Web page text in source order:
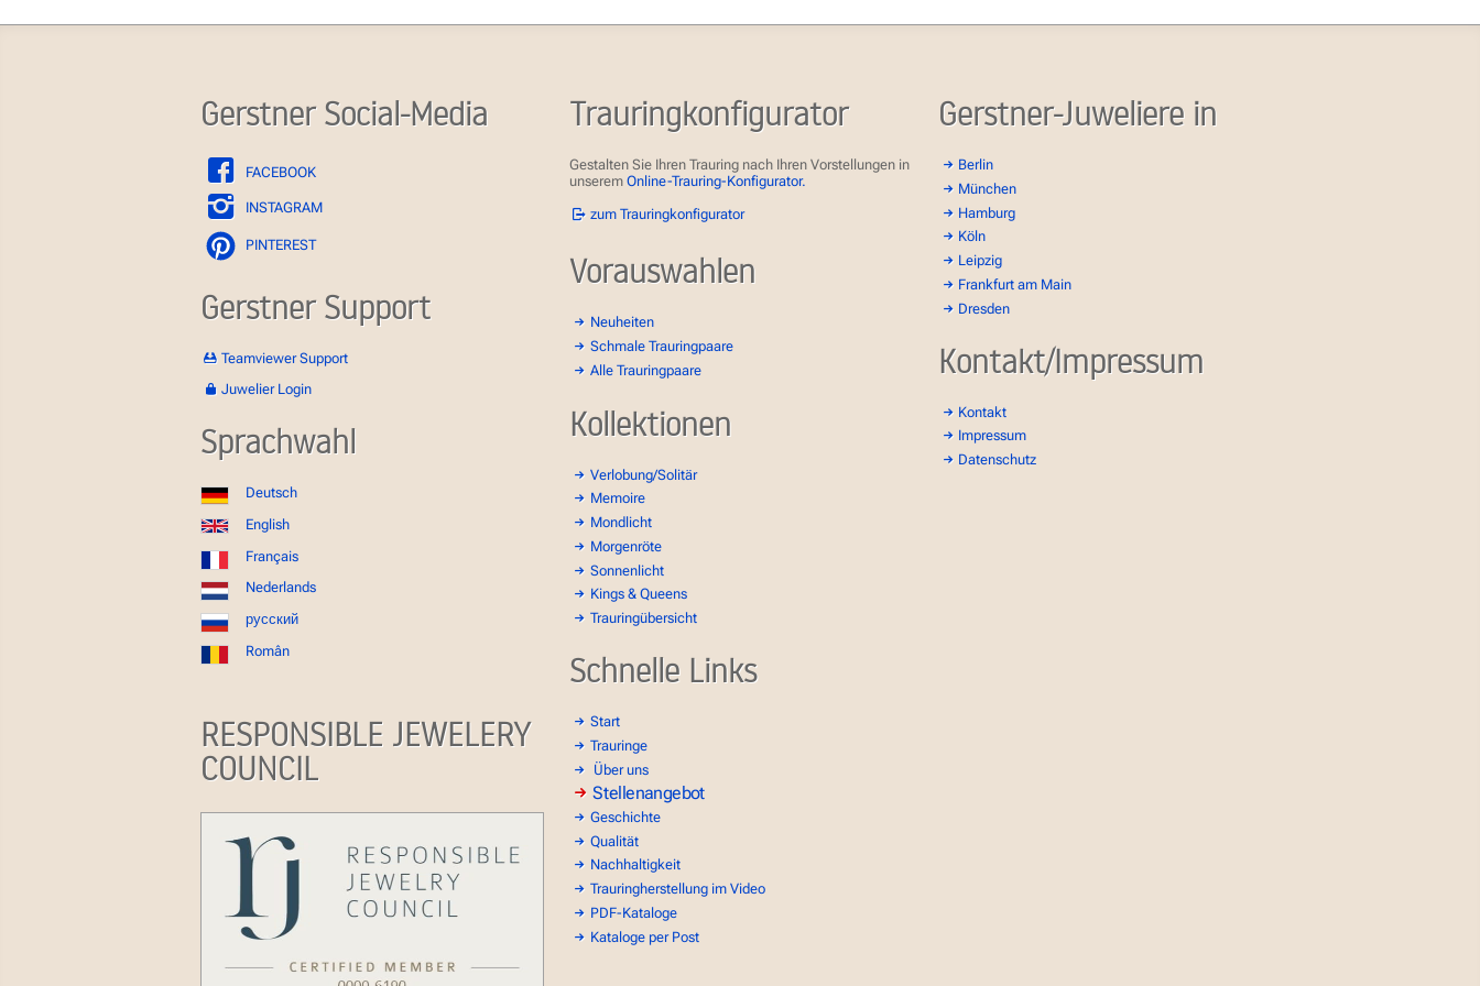
Gerstner Social-Media
FACEBOOK
INSTAGRAM
PINTEREST
Gerstner Support
Teamviewer Support
Juwelier Login
Sprachwahl
Deutsch
English
Français
Nederlands
русский
Român
RESPONSIBLE JEWELERY
COUNCIL
Trauringkonfigurator
Gestalten Sie Ihren Trauring nach Ihren Vorstellungen in
unserem Online-Trauring-Konfigurator.
zum Trauringkonfigurator
Vorauswahlen
Neuheiten
Schmale Trauringpaare
Alle Trauringpaare
Kollektionen
Verlobung/Solitär
Memoire
Mondlicht
Morgenröte
Sonnenlicht
Kings & Queens
Trauringübersicht
Schnelle Links
Start
Trauringe
Über uns
Stellenangebot
Geschichte
Qualität
Nachhaltigkeit
Trauringherstellung im Video
PDF-Kataloge
Kataloge per Post
Gerstner-Juweliere in
Berlin
München
Hamburg
Köln
Leipzig
Frankfurt am Main
Dresden
Kontakt/Impressum
Kontakt
Impressum
Datenschutz